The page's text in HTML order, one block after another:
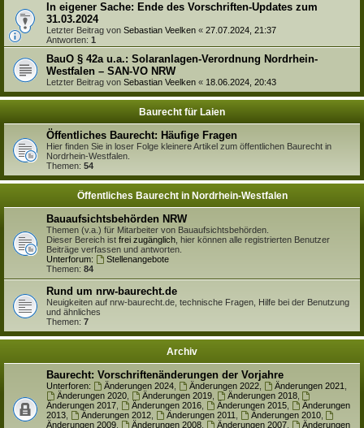
In eigener Sache: Ende des Vorschriften-Updates zum
31.03.2024
Letzter Beitrag von Sebastian Veelken « 27.07.2024, 21:37
Antworten: 1
BauO § 42a u.a.: Solaranlagen-Verordnung Nordrhein-
Westfalen – SAN-VO NRW
Letzter Beitrag von Sebastian Veelken « 18.06.2024, 20:43
Baurecht für Laien
Öffentliches Baurecht: Häufige Fragen
Hier finden Sie in loser Folge kleinere Artikel zum öffentlichen Baurecht in
Nordrhein-Westfalen.
Themen: 54
Öffentliches Baurecht in Nordrhein-Westfalen
Bauaufsichtsbehörden NRW
Themen (v.a.) für Mitarbeiter von Bauaufsichtsbehörden.
Dieser Bereich ist frei zugänglich , hier können alle registrierten Benutzer
Beiträge verfassen und antworten.
Unterforum:
Stellenangebote
Themen: 84
Rund um nrw-baurecht.de
Neuigkeiten auf nrw-baurecht.de, technische Fragen, Hilfe bei der Benutzung
und ähnliches
Themen: 7
Archiv
Baurecht: Vorschriftenänderungen der Vorjahre
Unterforen: Änderungen 2024, Änderungen 2022, Änderungen 2021
Änderungen 2020, Änderungen 2019, Änderungen 2018,
Änderungen 2017
Änderungen 2016, Änderungen 2015,
Änderungen
2013
Änderungen 2012, Änderungen 2011 Änderungen 2010,
Änderungen 2009
Änderungen 2008, Änderungen 2007, Änderungen